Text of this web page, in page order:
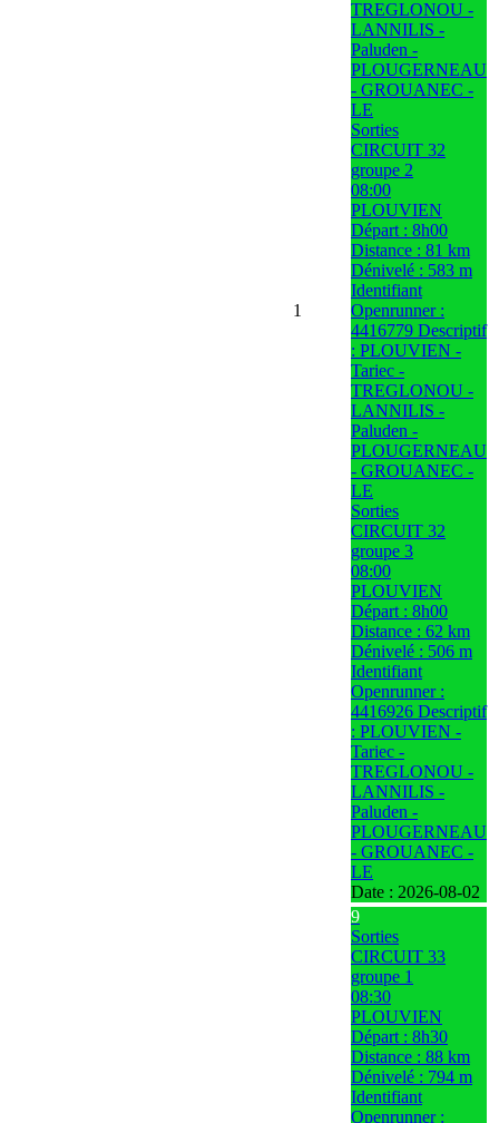
1
TREGLONOU -
LANNILIS -
Paluden -
PLOUGERNEAU
- GROUANEC -
LE
Sorties
CIRCUIT 32
groupe 2
08:00
PLOUVIEN
Départ : 8h00
Distance : 81 km
Dénivelé : 583 m
Identifiant
Openrunner :
4416779 Descriptif
: PLOUVIEN -
Tariec -
TREGLONOU -
LANNILIS -
Paluden -
PLOUGERNEAU
- GROUANEC -
LE
Sorties
CIRCUIT 32
groupe 3
08:00
PLOUVIEN
Départ : 8h00
Distance : 62 km
Dénivelé : 506 m
Identifiant
Openrunner :
4416926 Descriptif
: PLOUVIEN -
Tariec -
TREGLONOU -
LANNILIS -
Paluden -
PLOUGERNEAU
- GROUANEC -
LE
Date : 2026-08-02
9
Sorties
CIRCUIT 33
groupe 1
08:30
PLOUVIEN
Départ : 8h30
Distance : 88 km
Dénivelé : 794 m
Identifiant
Openrunner :